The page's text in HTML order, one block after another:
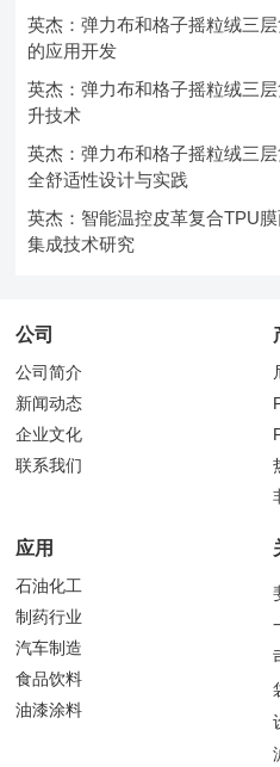
英杰：弹力布和格子摇粒绒三
的应用开发
英杰：弹力布和格子摇粒绒三
升技术
英杰：弹力布和格子摇粒绒三
全舒适性设计与实践
英杰：智能温控皮革复合TPU
集成技术研究
公司
公司简介
新闻动态
企业文化
联系我们
应用
石油化工
制药行业
汽车制造
食品饮料
油漆涂料